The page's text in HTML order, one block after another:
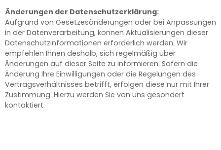
Änderungen der Datenschutzerklärung:
Aufgrund von Gesetzesänderungen oder bei Anpassungen
in der Datenverarbeitung, können Aktualisierungen dieser
Datenschutzinformationen erforderlich werden. Wir
empfehlen Ihnen deshalb, sich regelmäßig über
Änderungen auf dieser Seite zu informieren. Sofern die
Änderung Ihre Einwilligungen oder die Regelungen des
Vertragsverhältnisses betrifft, erfolgen diese nur mit Ihrer
Zustimmung. Hierzu werden Sie von uns gesondert
kontaktiert.